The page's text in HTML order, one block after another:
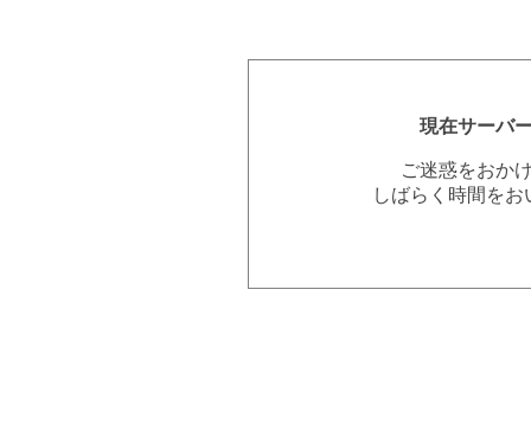
現在サーバ
ご迷惑をおか
しばらく時間を